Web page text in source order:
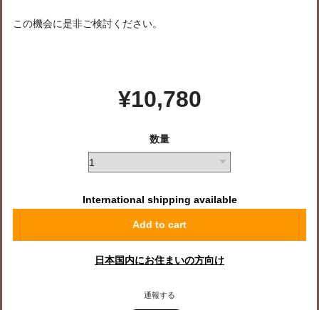
この機会に是非ご検討ください。
¥10,780
数量
International shipping available
Add to cart
日本国内にお住まいの方向け
通報する